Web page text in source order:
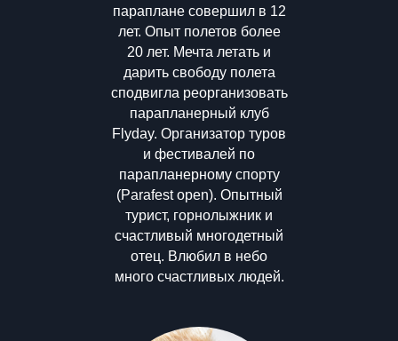
параплане совершил в 12
лет. Опыт полетов более
20 лет. Мечта летать и
дарить свободу полета
сподвигла реорганизовать
парапланерный клуб
Flyday. Организатор туров
и фестивалей по
парапланерному спорту
(Parafest open). Опытный
турист, горнолыжник и
счастливый многодетный
отец. Влюбил в небо
много счастливых людей.